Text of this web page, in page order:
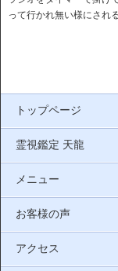
って行かれ無い様にされ
トップページ
霊視鑑定 天龍
メニュー
お客様の声
アクセス